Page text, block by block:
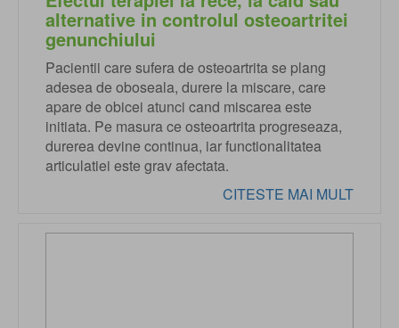
alternative in controlul osteoartritei
genunchiului
Pacientii care sufera de osteoartrita se plang
adesea de oboseala, durere la miscare, care
apare de obicei atunci cand miscarea este
initiata. Pe masura ce osteoartrita progreseaza,
durerea devine continua, iar functionalitatea
articulatiei este grav afectata.
CITESTE MAI MULT